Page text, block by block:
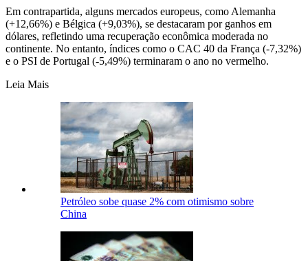
Em contrapartida, alguns mercados europeus, como Alemanha
(+12,66%) e Bélgica (+9,03%), se destacaram por ganhos em
dólares, refletindo uma recuperação econômica moderada no
continente. No entanto, índices como o CAC 40 da França (-7,32%)
e o PSI de Portugal (-5,49%) terminaram o ano no vermelho.
Leia Mais
Petróleo sobe quase 2% com otimismo sobre
China